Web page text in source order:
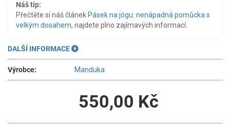
Náš tip:
Přečtěte si náš článek Pásek na jógu: nenápadná pomůcka s
velkým dosahem, najdete plno zajímavých informací.
DALŠÍ INFORMACE
Výrobce: Manduka
550,00 Kč